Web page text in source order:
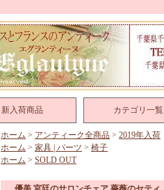
新入荷商品 カテゴリ一覧
ホーム > アンティーク全商品 > 2019年入荷
ホーム > 家具 | パーツ > 椅子
ホーム > SOLD OUT